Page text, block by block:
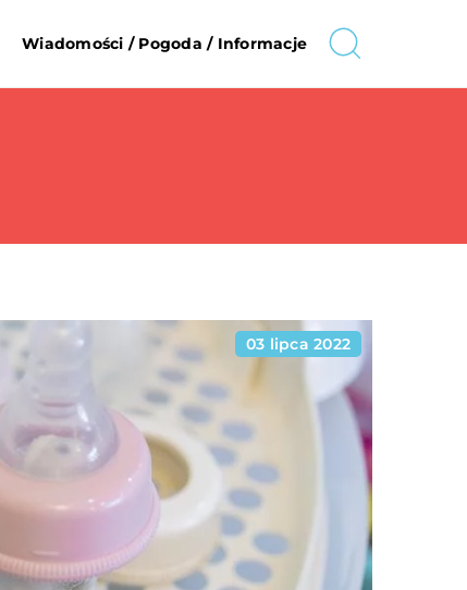
Wiadomości / Pogoda / Informacje
03 lipca 2022